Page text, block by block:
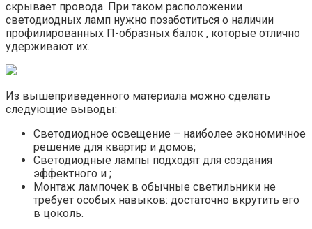
скрывает провода. При таком расположении
светодиодных ламп нужно позаботиться о наличии
профилированных П-образных балок , которые отлично
удерживают их.
Из вышеприведенного материала можно сделать
следующие выводы:
Светодиодное освещение – наиболее экономичное
решение для квартир и домов;
Светодиодные лампы подходят для создания
эффектного и ;
Монтаж лампочек в обычные светильники не
требует особых навыков: достаточно вкрутить его
в цоколь.